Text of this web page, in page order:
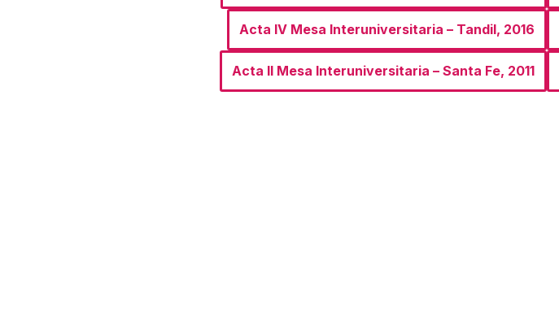
Acta IV Mesa Interuniversitaria – Tandil, 2016
Acta II Mesa Interuniversitaria – Santa Fe, 2011